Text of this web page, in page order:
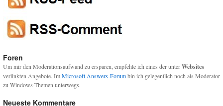
Foren
Um mir den Moderationsaufwand zu ersparen, empfehle ich eines der unterWebsites
verlinkten Angebote. ImMicrosoft Answers-Forumbin ich gelegentlich noch als Moderator
zu Windows-Themen unterwegs.
Neueste Kommentare